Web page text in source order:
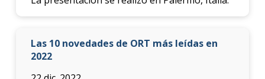
Las 10 novedades de ORT más leídas en
2022